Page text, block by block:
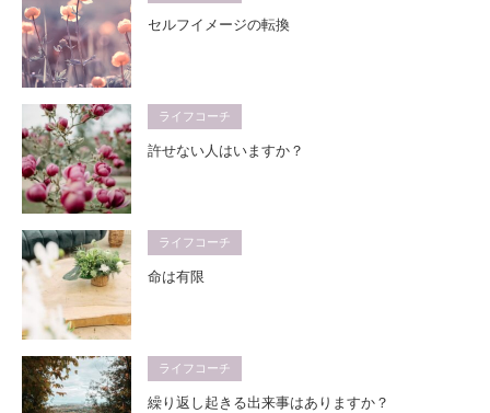
セルフイメージの転換
ライフコーチ
許せない人はいますか？
ライフコーチ
命は有限
ライフコーチ
繰り返し起きる出来事はありますか？